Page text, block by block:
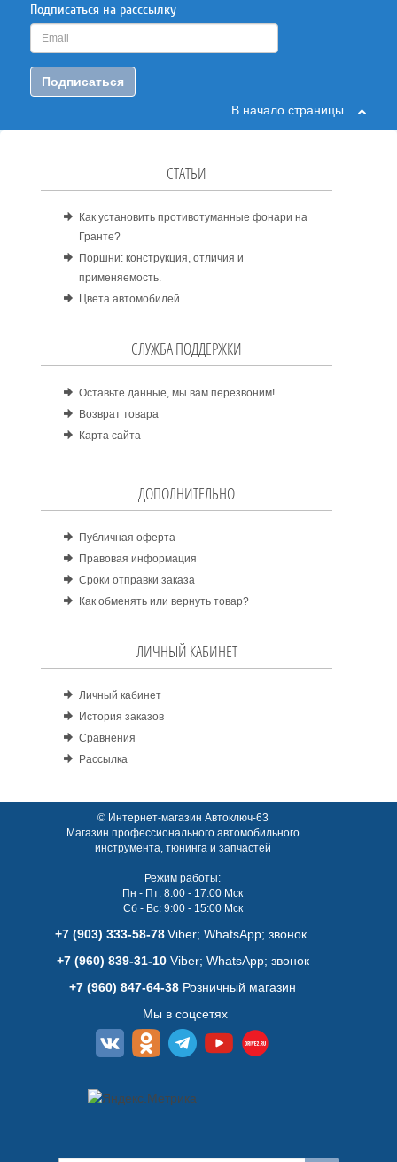
Подписаться на расссылку
Подписаться
В начало страницы
СТАТЬИ
Как установить противотуманные фонари на
Гранте?
Поршни: конструкция, отличия и
применяемость.
Цвета автомобилей
СЛУЖБА ПОДДЕРЖКИ
Оставьте данные, мы вам перезвоним!
Возврат товара
Карта сайта
ДОПОЛНИТЕЛЬНО
Публичная оферта
Правовая информация
Сроки отправки заказа
Как обменять или вернуть товар?
ЛИЧНЫЙ КАБИНЕТ
Личный кабинет
История заказов
Сравнения
Рассылка
© Интернет-магазин Автоключ-63
Магазин профессионального автомобильного
инструмента, тюнинга и запчастей
Режим работы:
Пн - Пт: 8:00 - 17:00 Мск
Сб - Вс: 9:00 - 15:00 Мск
+7 (903) 333-58-78 Viber; WhatsАpp; звонок
+7 (960) 839-31-10Viber; WhatsАpp; звонок
+7 (960) 847-64-38 Розничный магазин
Мы в соцсетях